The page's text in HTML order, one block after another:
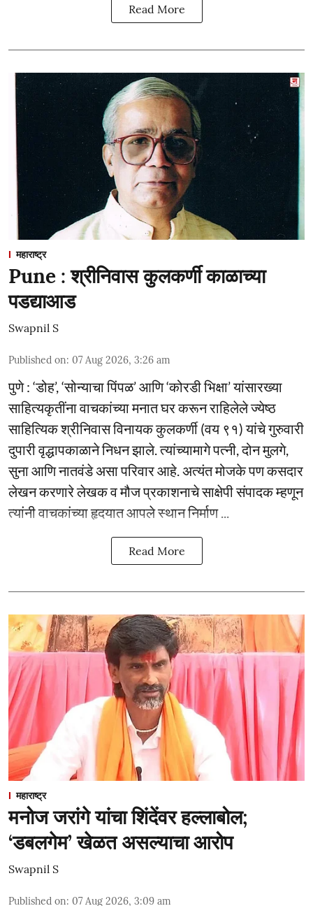
Read More
महाराष्ट्र
Pune : श्रीनिवास कुलकर्णी काळाच्या
पडद्याआड
Swapnil S
Published on: 07 Aug 2026, 3:26 am
पुणे : ‘डोह’, ‘सोन्याचा पिंपळ’ आणि ‘कोरडी भिक्षा’ यांसारख्या
साहित्यकृतींना वाचकांच्या मनात घर करून राहिलेले ज्येष्ठ
साहित्यिक श्रीनिवास विनायक कुलकर्णी (वय ९१) यांचे गुरुवारी
दुपारी वृद्धापकाळाने निधन झाले. त्यांच्यामागे पत्नी, दोन मुलगे,
सुना आणि नातवंडे असा परिवार आहे. अत्यंत मोजके पण कसदार
लेखन करणारे लेखक व मौज प्रकाशनाचे साक्षेपी संपादक म्हणून
त्यांनी वाचकांच्या हृदयात आपले स्थान निर्माण ...
Read More
महाराष्ट्र
मनोज जरांगे यांचा शिंदेंवर हल्लाबोल;
‘डबलगेम’ खेळत असल्याचा आरोप
Swapnil S
Published on: 07 Aug 2026, 3:09 am